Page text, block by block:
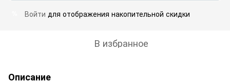
Войти для отображения накопительной скидки
В избранное
Описание